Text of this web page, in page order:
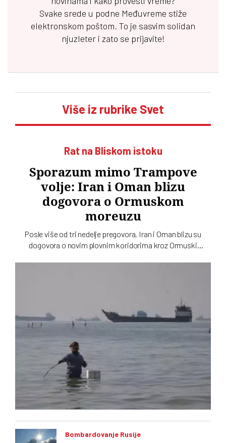
Svake srede u podne Međuvreme stiže
elektronskom poštom. To je sasvim solidan
njuzleter i zato se prijavite!
Više iz rubrike Svet
Rat na Bliskom istoku
Sporazum mimo Trampove
volje: Iran i Oman blizu
dogovora o Ormuskom
moreuzu
Posle više od tri nedelje pregovora, Iran i Oman blizu su
dogovora o novim plovnim koridorima kroz Ormuski
Bombardovanje Rusije